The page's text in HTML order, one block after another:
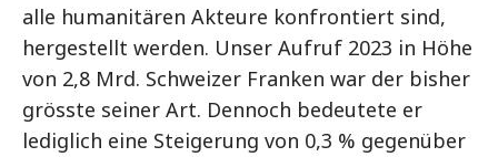
alle humanitären Akteure konfrontiert sind,
hergestellt werden. Unser Aufruf 2023 in Höhe
von 2,8 Mrd. Schweizer Franken war der bisher
grösste seiner Art. Dennoch bedeutete er
lediglich eine Steigerung von 0,3 % gegenüber